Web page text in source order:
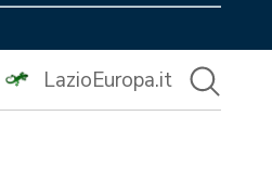
LazioEuropa.it